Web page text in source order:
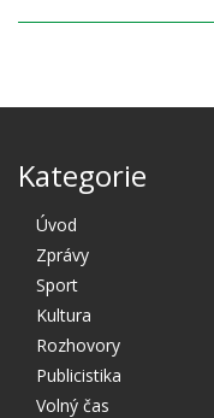
Kategorie
Úvod
Zprávy
Sport
Kultura
Rozhovory
Publicistika
Volný čas